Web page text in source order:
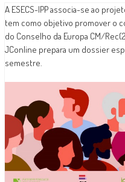
A ESECS-IPP associa-se ao
tem como objetivo promover o
do Conselho da Europa CM/
JConline prepara um dossier
semestre.